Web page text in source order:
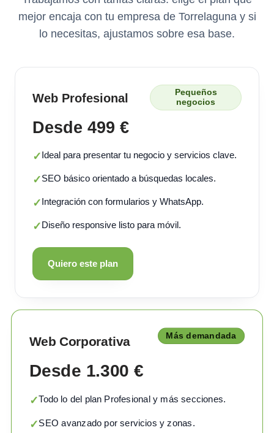
mejor encaja con tu empresa de Torrelaguna y si
lo necesitas, ajustamos sobre esa base.
Web Profesional
Pequeños
negocios
Desde 499 €
✓Ideal para presentar tu negocio y servicios clave.
✓SEO básico orientado a búsquedas locales.
✓Integración con formularios y WhatsApp.
✓Diseño responsive listo para móvil.
Quiero este plan
Web Corporativa Más demandada
Desde 1.300 €
✓Todo lo del plan Profesional y más secciones.
✓SEO avanzado por servicios y zonas.